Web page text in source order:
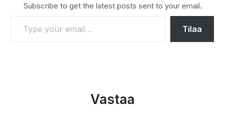
Subscribe to get the latest posts sent to your email.
TYPE YOUR EMAIL…
Tilaa
Vastaa